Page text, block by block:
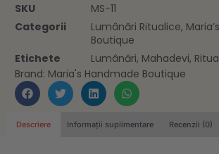
SKU
MS-11
Categorii
Lumânări Ritualice,
Boutique
Etichete
Lumânări, Mahadevi,
Brand: Maria's Handmade Boutique
Descriere Informații suplimentare Recenzii (0)